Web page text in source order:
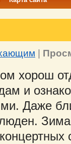
|
хорош
и
Даже